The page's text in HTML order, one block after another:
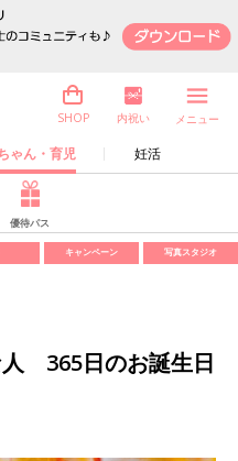
ゃん・育児 妊活
SHOP 内祝い メニュー
優待パス
キャンペーン 写真スタジオ
人 365日のお誕生日